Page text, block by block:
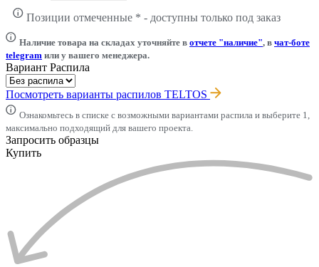
Позиции отмеченные * - доступны только под заказ
Наличие товара на складах уточняйте в отчете "наличие", в чат-боте
telegram или у вашего менеджера.
Вариант Распила
Посмотреть варианты распилов TELTOS
Ознакомьтесь в списке с возможными вариантами распила и выберите 1,
максимально подходящий для вашего проекта.
Запросить образцы
Купить